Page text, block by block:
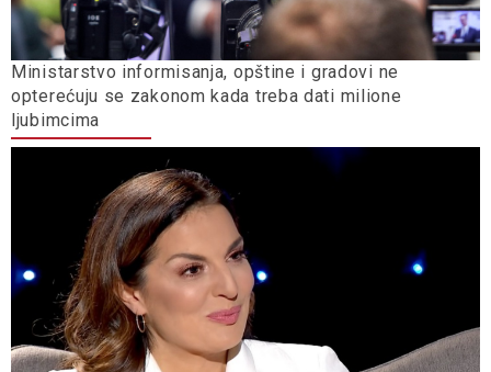
Ministarstvo informisanja, opštine i gradovi ne
opterećuju se zakonom kada treba dati milione
ljubimcima